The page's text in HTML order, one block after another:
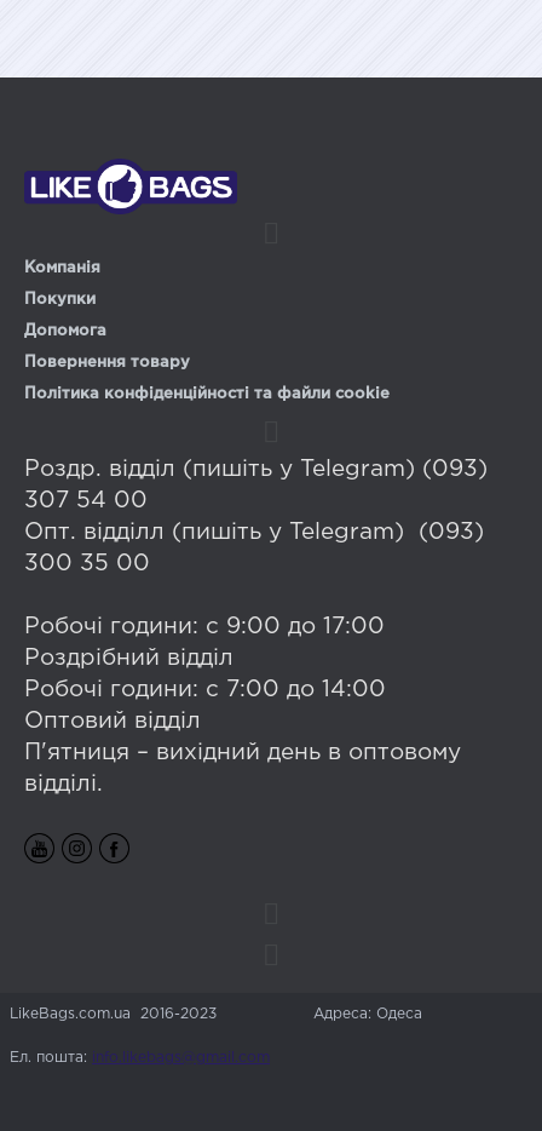
Компанія
Покупки
Допомога
Повернення товару
Політика конфіденційності та файли cookie
Роздр. відділ (пишіть у Telegram) (093)
307 54 00
Опт. відділл (пишіть у Telegram) (093)
300 35 00
Робочі години: с 9:00 до 17:00
Роздрібний відділ
Робочі години: с 7:00 до 14:00
Оптовий відділ
П'ятниця – вихідний день в оптовому
відділі.
LikeBags.com.ua 2016-2023 Адреса: Одеса
Ел. пошта: info.likebags@gmail.com